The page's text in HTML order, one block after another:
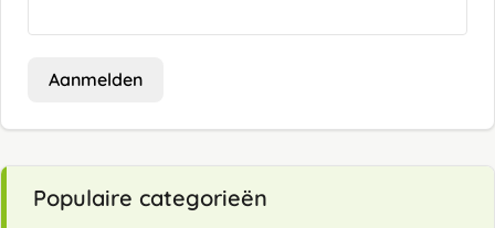
Aanmelden
Populaire categorieën